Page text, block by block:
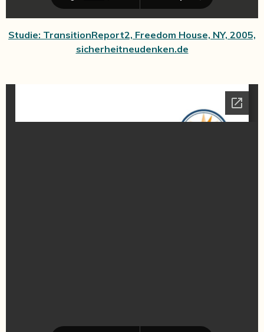
Studie: TransitionReport2, Freedom House, NY, 2005,
sicherheitneudenken.de